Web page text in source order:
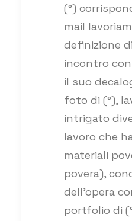
(°)
mail
definizione
incontro
il suo
foto di (°),
intrigato
lavoro che
materiali
povera),
dell’opera
portfolio di